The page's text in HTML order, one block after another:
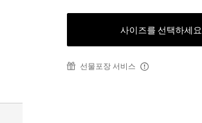
사이즈를 선택하세요
선물포장 서비스